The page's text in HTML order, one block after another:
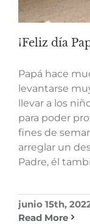
¡Feliz día
Papá hace
levantarse
llevar a los
para poder
fines de
arreglar un
Padre, él
junio 15th,
Read More